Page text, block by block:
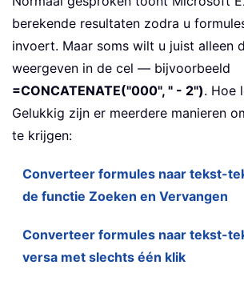
berekende resultaten zodra u
invoert. Maar soms wilt u juist alleen
weergeven in de cel — bijvoorbeeld
=CONCATENATE("000", " - 2"). Hoe
Gelukkig zijn er meerdere manieren
te krijgen:
Converteer formules naar tekst-
de functie Zoeken en Vervangen
Converteer formules naar tekst-
versa met slechts één klik